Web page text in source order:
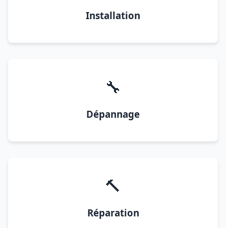
Installation
🔧
Dépannage
🔨
Réparation